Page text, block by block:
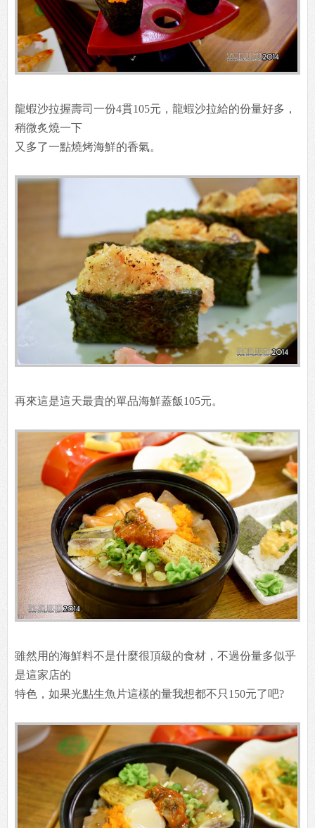
龍蝦沙拉握壽司一份4貫105元，龍蝦沙拉給的份量好多，
稍微炙燒一下
又多了一點燒烤海鮮的香氣。
再來這是這天最貴的單品海鮮蓋飯105元。
雖然用的海鮮料不是什麼很頂級的食材，不過份量多似乎
是這家店的
特色，如果光點生魚片這樣的量我想都不只150元了吧?